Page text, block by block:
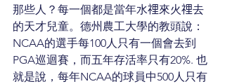
那些人？每一個都是當年水𥚃來火𥚃去
的天才兒童。德州農工大學的教頭說：
NCAA的選手每100人只有一個會去到
PGA巡迴賽，而五年存活率只有20%. 也
就是說，每年NCAA的球員中500人只有